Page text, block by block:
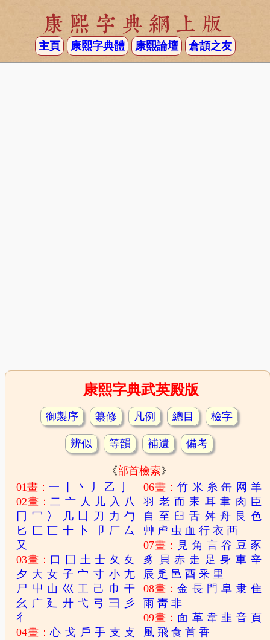
康熙字典網上版
主頁 康熙字典體 康熙論壇 倉頡之友
康熙字典武英殿版
御製序 纂修 凡例 總目 檢字
辨似 等韻 補遺 備考
《部首檢索》
01畫：一 丶 丿 乙
02畫：二 亠 人 儿 入 八
冂 冖 冫 几 凵 刀 力 勹
匕 匚 匸 十 卜 卩 厂 厶
又
03畫： 口 囗 土 士 夂 夊
夕 大 女 子 宀 寸 小 尢
尸 屮 山 巛 工 己 巾 干
幺 广 廴 廾 弋 弓 彐
彡
彳
04畫：心 戈 戶 手 支 攴
06畫：竹 米 糸 缶 网 羊
羽 老 而 耒 耳 聿 肉 臣
自 至 臼 舌 舛 舟 艮 色
艸 虍 虫 血 行 衣 襾
07畫： 見 角 言 谷 豆 豕
豸
貝 赤 走 足 身 車 辛
辰 辵 邑 酉 釆 里
08畫：金 長 門 阜 隶 隹
雨 靑 非
09畫： 面 革 韋 韭 音 頁
風 飛 食 首 香